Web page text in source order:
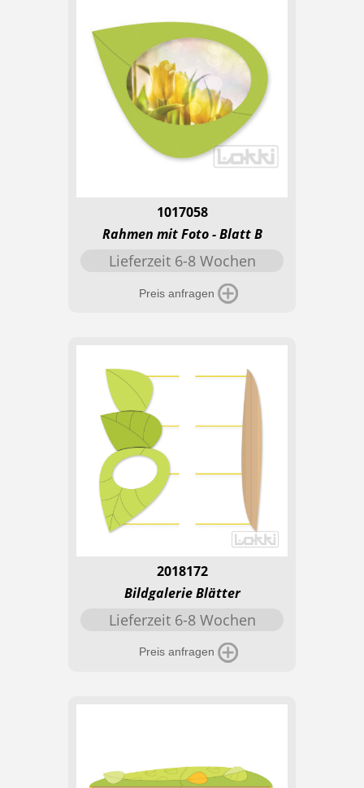
1017058
Rahmen mit Foto - Blatt B
Lieferzeit 6-8 Wochen
Preis anfragen
2018172
Bildgalerie Blätter
Lieferzeit 6-8 Wochen
Preis anfragen